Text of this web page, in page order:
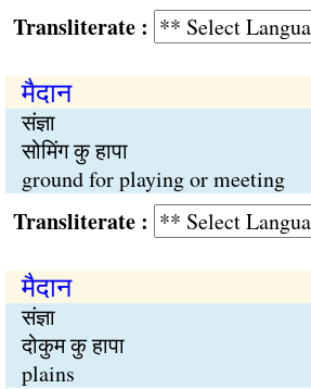
:
मैदान
संज्ञा
सोमिंग कु हापा
ground for playing or meeting
:
मैदान
संज्ञा
दोकुम कु हापा
plains